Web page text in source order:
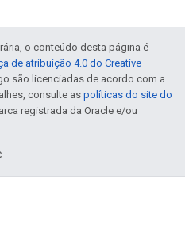
o conteúdo desta página é
de atribuição 4.0 do Creative
são licenciadas de acordo com a
consulte as políticas do site do
registrada da Oracle e/ou